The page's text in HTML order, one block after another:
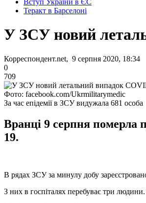
Вступ України в ЄС
Теракт в Барселоні
У ЗСУ новий
Корреспондент.net, 9 серпня 2020, 18:34
0
709
Фото: facebook.com/Ukrmilitarymedic
За час епідемії в ЗСУ видужала 681 особа
Вранці 9 серпня померла
19.
В рядах ЗСУ за минулу добу
З них в госпіталях перебуває три людини.